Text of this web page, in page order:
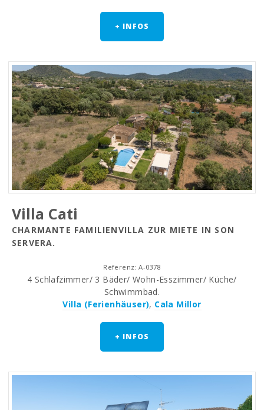
+ INFOS
Villa Cati
CHARMANTE FAMILIENVILLA ZUR MIETE IN SON
SERVERA.
Referenz: A-0378
4 Schlafzimmer/ 3 Bäder/ Wohn-Esszimmer/ Küche/
Schwimmbad.
Villa (Ferienhäuser), Cala Millor
+ INFOS